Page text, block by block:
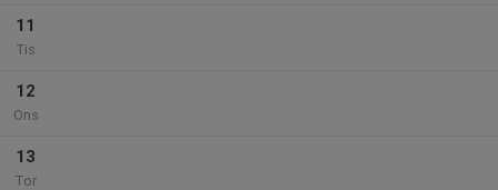
11
Tis
12
Ons
13
Tor